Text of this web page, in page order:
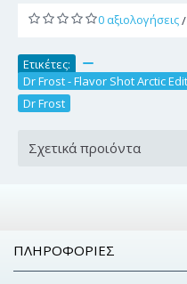
0 αξιολογήσεις/
Ετικέτες:
Dr Frost - Flavor Shot Arctic
Dr Frost
Σχετικά προιόντα
ΠΛΗΡΟΦΟΡΊΕΣ